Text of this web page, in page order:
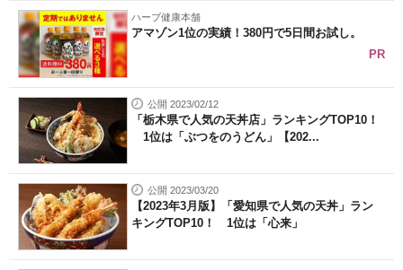
ハーブ健康本舗
アマゾン1位の実績！380円で5日間お試し。
PR
公開 2023/02/12
「栃木県で人気の天丼店」ランキングTOP10！
1位は「ぶつをのうどん」【202...
公開 2023/03/20
【2023年3月版】「愛知県で人気の天丼」ラン
キングTOP10！ 1位は「心来」